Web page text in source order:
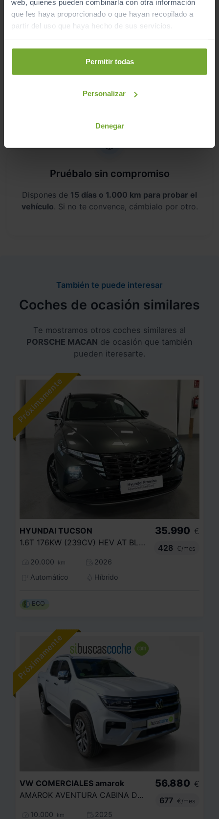
web, quienes pueden combinarla con otra información
que les haya proporcionado o que hayan recopilado a
partir del uso que haya hecho de sus servicios.
Permitir todas
Personalizar
Denegar
Aceptamos tu coche como parte del
pago
del mercado
.
Pruébalo sin compromiso
Dispones de 15 días o 1.000 km para probar el
vehículo. Si no te convence, cámbialo por otro.
También te puede interesar
Coches de ocasión similares
Te mostramos otros coches similares al
PORSCHE MACAN de ocasión que también
pueden iteresarte.
HYUNDAI TUCSON
1.6T 176KW (239CV) HEV AT BLACK LINE
20.000 km
2026
Automático
Híbrido
35.990 €
428
€/mes
ECO
VW COMERCIALES amarok
AMAROK AVENTURA CABINA DOBLE V6 3.0 TDI 177 KW (241 CV) AUT 10 VEL.
10.000 km
2025
56.880 €
677
€/mes